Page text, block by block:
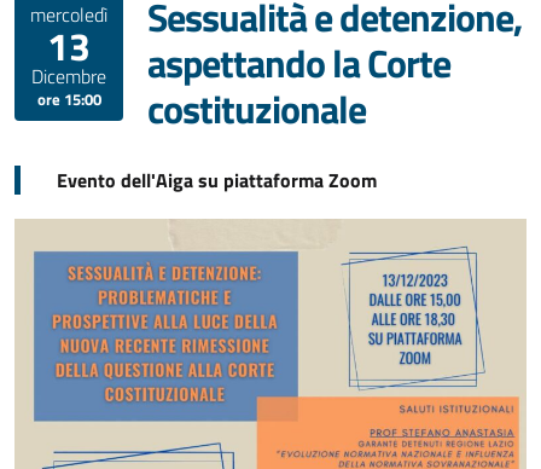
mercoledì
13
Dicembre
ore 15:00
Sessualità e detenzione,
aspettando la Corte
costituzionale
Evento dell'Aiga su piattaforma Zoom